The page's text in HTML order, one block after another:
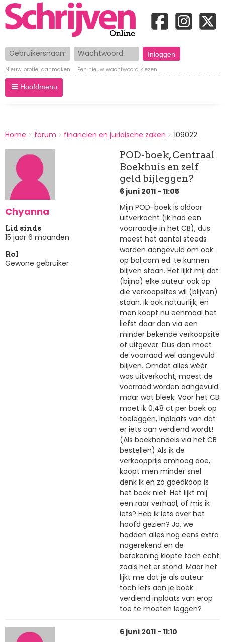
Gebruikersnaam Wachtwoord
Nieuw profiel aanmaken Een nieuw wachtwoord kiezen
Hoofdmenu
BREADCRUMBS
You
here:
Home forum financien en juridische zaken 109022
Chyanna
Lid sinds
15 jaar 6 maanden
Rol
Gewone gebruiker
POD-boek, Centraal
Boekhuis en zelf
geld bijleggen?
6 juni 2011 - 11:05
Mijn POD-boek is aldoor
uitverkocht (ik had een
voorraadje in het CB), dus
moest het aantal steeds
worden aangevuld om ook
op bol.com ed. te kunnen
blijven staan. Het lijkt mij dat
(bijna) elke auteur ook op
die verkoopsites wil (blijven)
staan, ik ook natuurlijk; en
men koopt nu eenmaal het
liefst daar dan via een
minder bekende verkoopsite
of uitgever. Dus dan moet
de voorraad wel aangevuld
blijven. Omdat alles wéér
was uitverkocht, moest de
voorraad worden aangevuld
maar wat bleek: Voor het CB
moet ik 0,48 ct per boek op
toeleggen, inplaats van dat
er iets aan verdiend wordt!
(Als boekhandels via het CB
bestellen) Als ik de
verkoopprijs omhoog doe,
koopt men minder snel
denk ik en zo goedkoop is
het boek niet. Het lijkt mij
een raar verhaal, of mis ik
iets? Heb ik iets over het
hoofd gezien? Ja, we
hadden alles nog eens extra
nagerekend en de
berekening klopte toch echt
zoals het er stond. Maar het
lijkt me dat je als auteur
toch iets aan je boek
verdiend inplaats van erop
toe te moeten leggen?
6 juni 2011 - 11:10